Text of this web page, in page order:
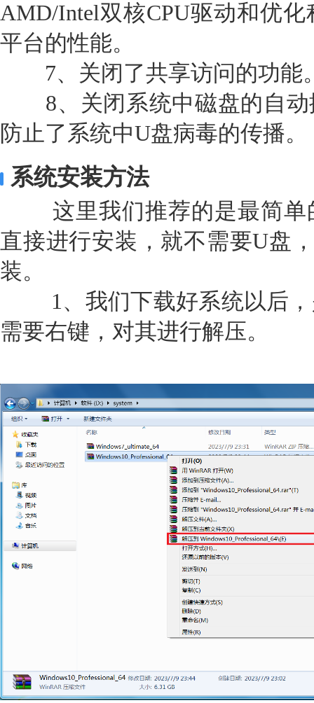
AMD/Intel双核CPU驱动和优
平台的性能。
7、关闭了共享访问的功能
8、关闭系统中磁盘的自动
防止了系统中U盘病毒的传播。
系统安装方法
这里我们推荐的是最简单
直接进行安装，就不需要U盘
装。
1、我们下载好系统以后，
需要右键，对其进行解压。